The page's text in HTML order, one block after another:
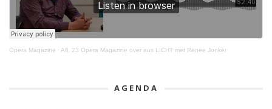
Opera Magazine · Afl. 23 Opera Magazine over aus LICHT met Renee Jonker
AGENDA